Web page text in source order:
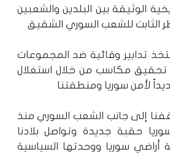
الوثيقة بين البلدين والشعبين
للشعب السوري الشقيق
تتخذ تدابير وقائية ضد المجموعات
تحقيق مكاسب من خلال استغلال
لأمن سوريا ومنطقتنا
وقفنا إلى جانب الشعب السوري منذ
حقبة جديدة وتواصل بلادنا
سوريا ووحدتها السياسية